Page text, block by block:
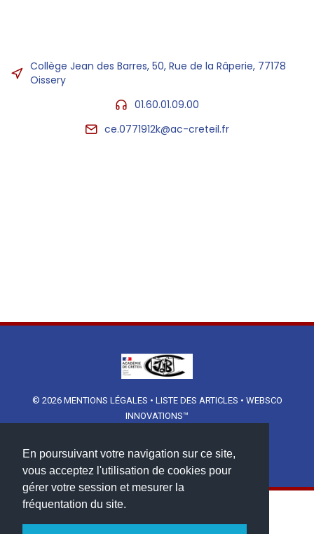
En poursuivant votre navigation sur ce site,
vous acceptez l'utilisation de cookies pour
gérer votre session et mesurer la
fréquentation du site.
Collège Jean des Barres, 50, Rue de la Râperie, 77178
Oissery
01.60.01.09.00
ce.0771912k@ac-creteil.fr
© 2026 MENTIONS LÉGALES • LISTE DES ARTICLES • WEBSCO
INNOVATIONS™